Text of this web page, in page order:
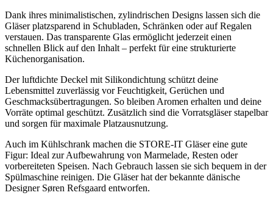
Dank ihres minimalistischen, zylindrischen Designs lassen sich die
Gläser platzsparend in Schubladen, Schränken oder auf Regalen
verstauen. Das transparente Glas ermöglicht jederzeit einen
schnellen Blick auf den Inhalt – perfekt für eine strukturierte
Küchenorganisation.
Der luftdichte Deckel mit Silikondichtung schützt deine
Lebensmittel zuverlässig vor Feuchtigkeit, Gerüchen und
Geschmacksübertragungen. So bleiben Aromen erhalten und deine
Vorräte optimal geschützt. Zusätzlich sind die Vorratsgläser stapelbar
und sorgen für maximale Platzausnutzung.
Auch im Kühlschrank machen die STORE-IT Gläser eine gute
Figur: Ideal zur Aufbewahrung von Marmelade, Resten oder
vorbereiteten Speisen. Nach Gebrauch lassen sie sich bequem in der
Spülmaschine reinigen. Die Gläser hat der bekannte dänische
Designer Søren Refsgaard entworfen.